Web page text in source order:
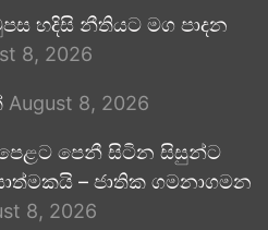
හදිසි නීතියට මග පාදන
8, 2026
August 8, 2026
පෙනී සිටින සිසුන්ට
– ජාතික ගමනාගමන
8, 2026